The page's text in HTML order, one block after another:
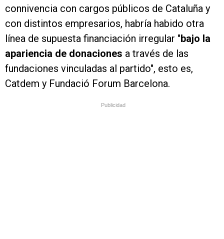
connivencia con cargos públicos de Cataluña y
con distintos empresarios, habría habido otra
línea de supuesta financiación irregular "bajo la
apariencia de donaciones a través de las
fundaciones vinculadas al partido", esto es,
Catdem y Fundació Forum Barcelona.
Publicidad